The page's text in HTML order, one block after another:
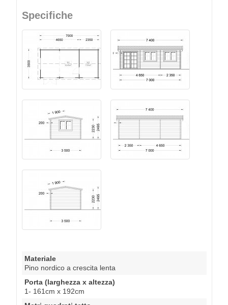
Specifiche
Materiale
Pino nordico a crescita lenta
Porta (larghezza x altezza)
1- 161cm x 192cm